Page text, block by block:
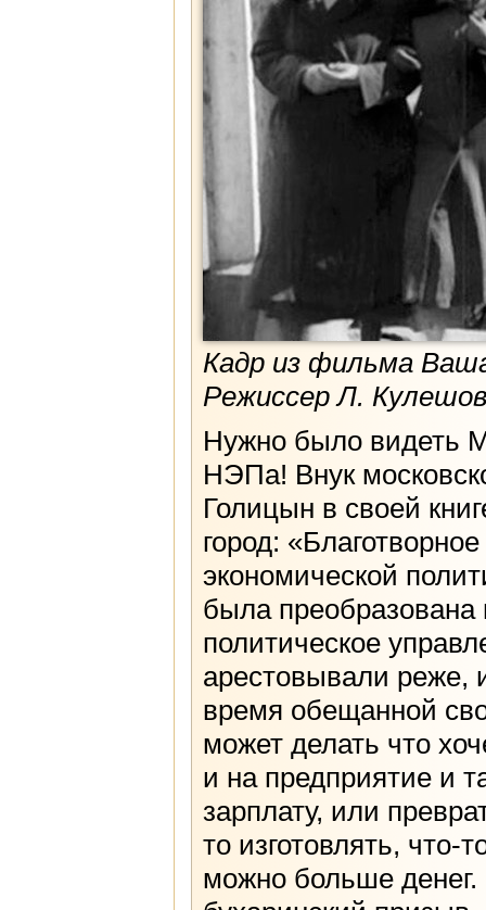
Кадр из фильма
Режиссер Л.
Нужно было видеть
НЭПа! Внук
Голицын в своей
город:
экономической
была
политическое
арестовывали реже,
время обещанной
может делать что
и на предприятие и
зарплату, или
то изготовлять, что-
можно больше